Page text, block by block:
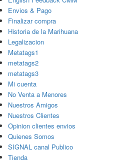
Envios & Pago
Finalizar compra
Historia de la Marihuana
Legalizacion
Metatags1
metatags2
metatags3
Mi cuenta
No Venta a Menores
Nuestros Amigos
Nuestros Clientes
Opinion clientes envios
Quienes Somos
SIGNAL canal Publico
Tienda